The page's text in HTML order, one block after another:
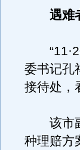
遇难
委书记孔
接待处，
该市副
种理赔方